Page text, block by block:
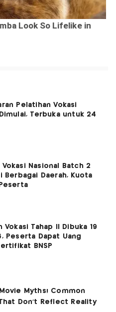
Pelatihan Vokasi
Terbuka untuk 24
Vokasi Nasional Batch 2
Berbagai Daerah, Kuota
Vokasi Tahap II Dibuka 19
Peserta Dapat Uang
BNSP